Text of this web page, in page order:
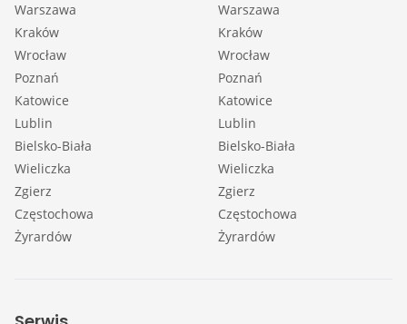
Warszawa
Kraków
Wrocław
Poznań
Katowice
Lublin
Bielsko-Biała
Wieliczka
Zgierz
Częstochowa
Żyrardów
Warszawa
Kraków
Wrocław
Poznań
Katowice
Lublin
Bielsko-Biała
Wieliczka
Zgierz
Częstochowa
Żyrardów